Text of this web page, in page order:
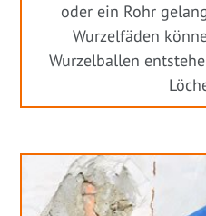
oder ein Rohr
Wurzelfäden
Wurzelballen